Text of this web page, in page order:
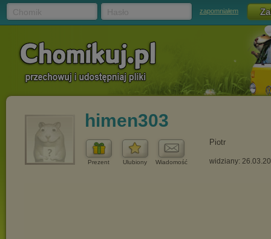
zapomniałem
himen303
Prezent Ulubiony Wiadomość
Piotr
widziany: